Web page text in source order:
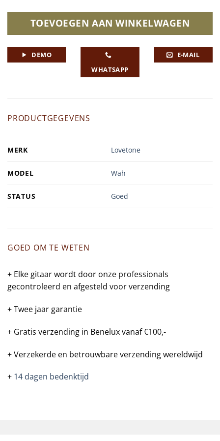
TOEVOEGEN AAN WINKELWAGEN
DEMO
WHATSAPP
E-MAIL
PRODUCTGEGEVENS
MERK Lovetone
MODEL Wah
STATUS Goed
GOED OM TE WETEN
+ Elke gitaar wordt door onze professionals
gecontroleerd en afgesteld voor verzending
+ Twee jaar garantie
+ Gratis verzending in Benelux vanaf €100,-
+ Verzekerde en betrouwbare verzending wereldwijd
+ 14 dagen bedenktijd